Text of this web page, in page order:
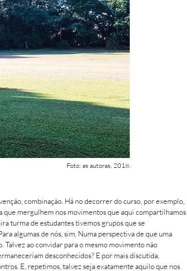
Foto: as autoras, 2018.
combinação. Há no decorrer do curso, por exemplo,
que mergulhem nos movimentos que aqui compartilhamos
turma de estudantes tivemos grupos que se
algumas de nós, sim. Numa perspectiva de que uma
Talvez ao convidar para o mesmo movimento não
desconhecidos? E por mais discutida,
E, repetimos, talvez seja exatamente aquilo que nos